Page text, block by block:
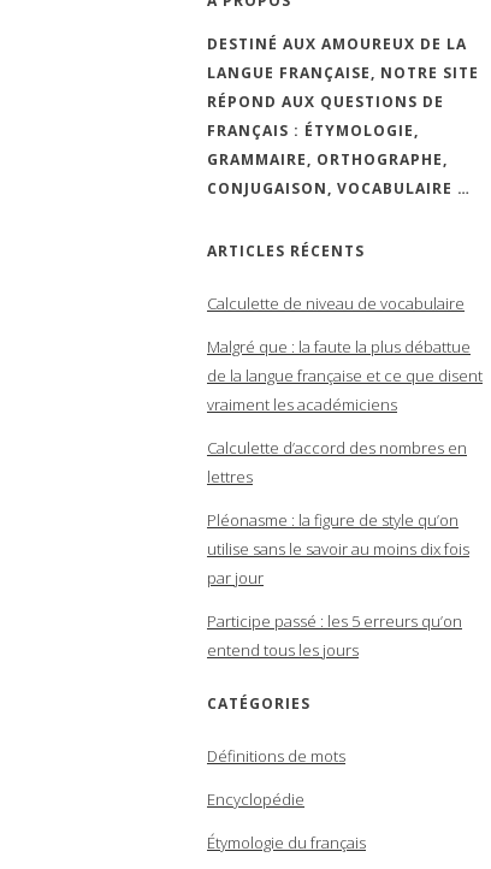
DESTINÉ AUX AMOUREUX DE LA
LANGUE FRANÇAISE, NOTRE SITE
RÉPOND AUX QUESTIONS DE
FRANÇAIS : ÉTYMOLOGIE,
GRAMMAIRE, ORTHOGRAPHE,
CONJUGAISON, VOCABULAIRE …
ARTICLES RÉCENTS
Calculette de niveau de vocabulaire
Malgré que : la faute la plus débattue
de la langue française et ce que disent
vraiment les académiciens
Calculette d’accord des nombres en
lettres
Pléonasme : la figure de style qu’on
utilise sans le savoir au moins dix fois
par jour
Participe passé : les 5 erreurs qu’on
entend tous les jours
CATÉGORIES
Définitions de mots
Encyclopédie
Étymologie du français